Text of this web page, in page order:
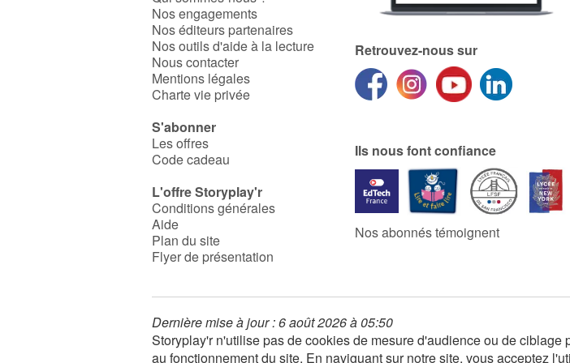
brush my teeth
Nos engagements
Nos éditeurs partenaires
Nos outils d'aide à la lecture
Nous contacter
Mentions légales
Charte vie privée
S'abonner
Les offres
Code cadeau
L'offre Storyplay'r
Conditions générales
Aide
Plan du site
Flyer de présentation
Retrouvez-nous sur
Ils nous font confiance
Nos abonnés témoignent
Dernière mise à jour : 6 août 2026 à 05:50
Storyplay'r n'utilise pas de cookies de mesure d'audience ou de
au fonctionnement du site. En naviguant sur notre site, vous acceptez